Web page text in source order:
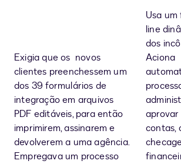
Exigia que os novos
clientes preenchessem um
dos 39 formulários de
integração em arquivos
PDF editáveis, para então
imprimirem, assinarem e
devolverem a uma agência.
Empregava um processo
Usa
line
dos
Aciona
contas,